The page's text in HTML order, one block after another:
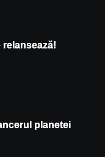
relansează!
planetei